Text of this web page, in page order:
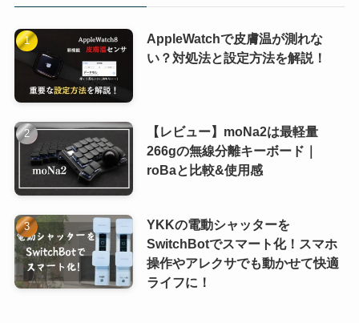
AppleWatchで皮膚温が測れな
い？対処法と設定方法を解説！
【レビュー】moNa2は最軽量
266gの無線分離キーボード｜
roBaと比較&使用感
YKKの電動シャッターを
SwitchBotでスマート化！スマホ
操作やアレクサでも動かせて快適
ライフに！